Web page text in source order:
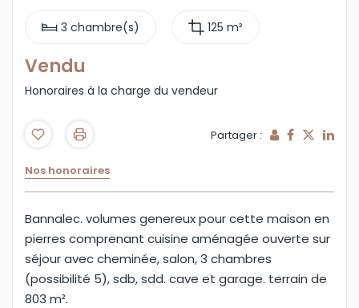
3 chambre(s) 125 m²
Vendu
Honoraires à la charge du vendeur
Partager :
Nos honoraires
Bannalec. volumes genereux pour cette maison en
pierres comprenant cuisine aménagée ouverte sur
séjour avec cheminée, salon, 3 chambres
(possibilité 5), sdb, sdd. cave et garage. terrain de
803 m².